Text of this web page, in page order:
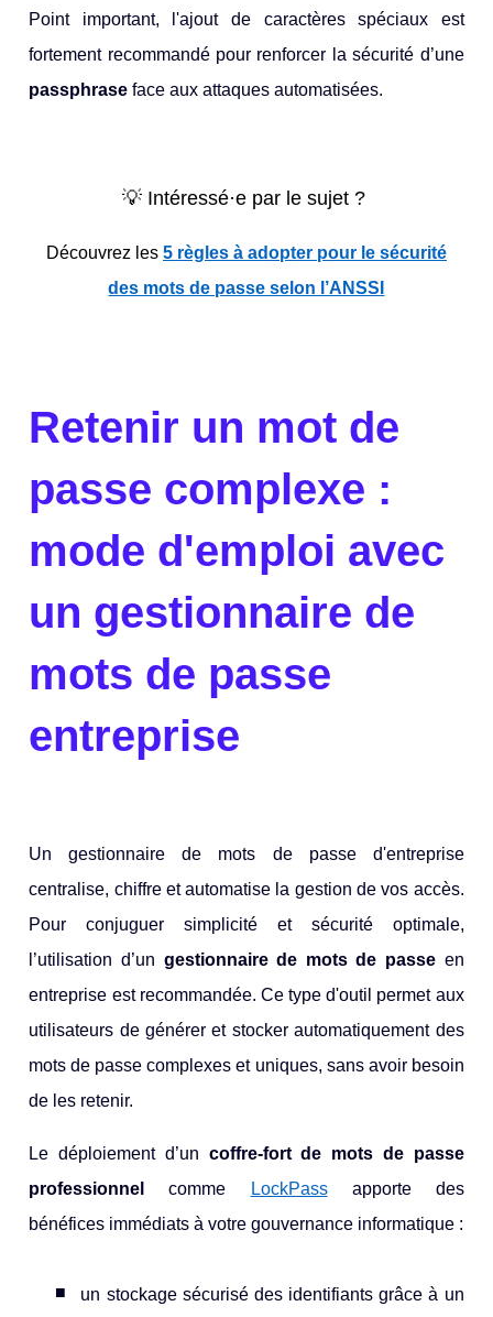
Point important, l'ajout de caractères spéciaux est
fortement recommandé pour renforcer la sécurité d’une
passphrase face aux attaques automatisées.
💡 Intéressé·e par le sujet ?
Découvrez les 5 règles à adopter pour le sécurité
des mots de passe selon l’ANSSI
Retenir un mot de
passe complexe :
mode d'emploi avec
un gestionnaire de
mots de passe
entreprise
Un gestionnaire de mots de passe d'entreprise
centralise, chiffre et automatise la gestion de vos accès.
Pour conjuguer simplicité et sécurité optimale,
l’utilisation d’un gestionnaire de mots de passeen
entreprise est recommandée. Ce type d'outil permet aux
utilisateurs de générer et stocker automatiquement des
mots de passe complexes et uniques, sans avoir besoin
de les retenir.
Le déploiement d’un coffre-fort de mots de passe
professionnel
comme LockPassapporte des
bénéfices immédiats à votre gouvernance informatique :
un stockage sécurisé des identifiants grâce à un